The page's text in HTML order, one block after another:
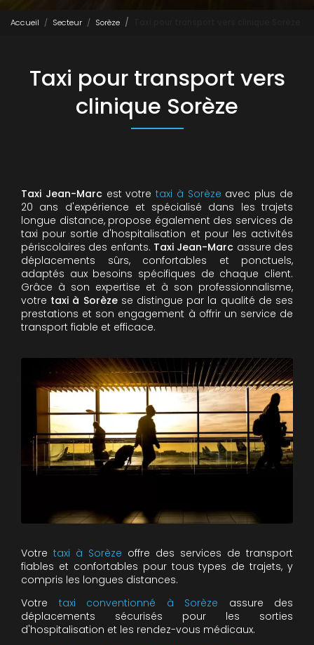
Accueil Secteur Sorèze
Taxi pour transport vers
clinique Sorèze
Taxi Jean-Marcest votretaxi à Sorèze avec plus de
20 ans d'expérience et spécialisé dans les trajets
longue distance, propose également des services de
taxi pour sortie d'hospitalisation et pour les activités
périscolaires des enfants. Taxi Jean-Marc assure des
déplacements sûrs, confortables et ponctuels,
adaptés aux besoins spécifiques de chaque client.
Grâce à son expertise et à son professionnalisme,
votre taxi à Sorèzese distingue par la qualité de ses
prestations et son engagement à offrir un service de
transport fiable et efficace.
Votre taxi à Sorèze offre des services de transport
fiables et confortables pour tous types de trajets, y
compris les longues distances.
Votre taxi conventionné à Sorèze assure des
déplacements sécurisés pour les sorties
d'hospitalisation et les rendez-vous médicaux.